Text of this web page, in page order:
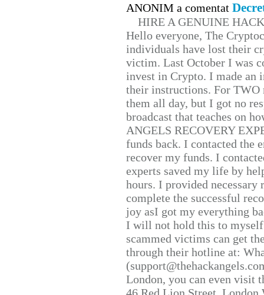
ANONIM a comentat
HIRE A GENUINE
Hello everyone, The
individuals have lost their
victim. Last October I was
invest in Crypto. I made
their instructions. For TWO
them all day, but I got no
broadcast that teaches on
ANGELS RECOVERY
funds back. I contacted the
recover my funds. I
experts saved my life by
hours. I provided
complete the successful
joy asI got my everything
I will not hold this to
scammed victims can get
through their hotline at:
London, you can even visit